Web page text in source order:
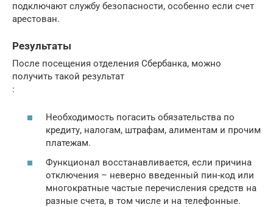
подключают службу безопасности, особенно если счет
арестован.
Результаты
После посещения отделения Сбербанка, можно
получить такой результат
:
Необходимость погасить обязательства по
кредиту, налогам, штрафам, алиментам и прочим
платежам.
Функционал восстанавливается, если причина
отключения – неверно введенный пин-код или
многократные частые перечисления средств на
разные счета, в том числе и на телефонные.